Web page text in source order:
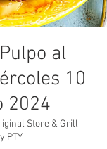
al
10
2024
Store & Grill
PTY